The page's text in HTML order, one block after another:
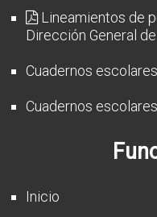
Lineamientos de
Dirección General
Cuadernos
Cuadernos
Inicio